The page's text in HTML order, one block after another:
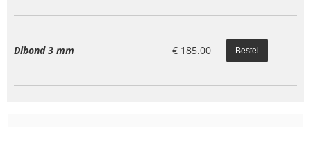
Dibond 3 mm € 185.00